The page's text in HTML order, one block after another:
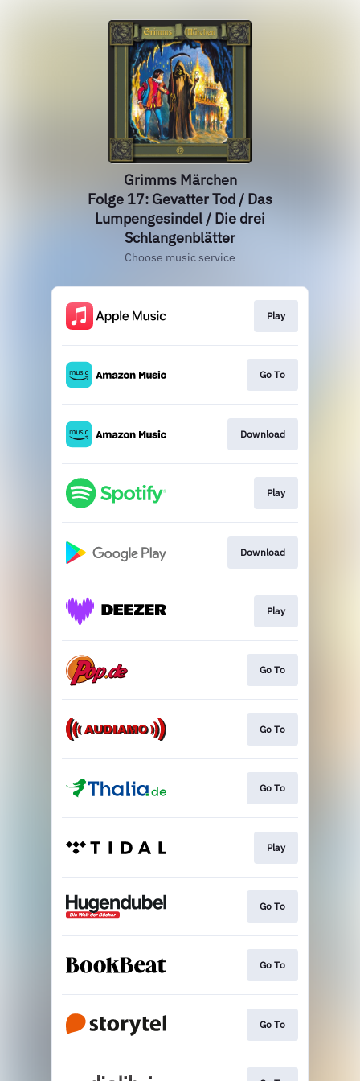
Grimms Märchen
Folge 17: Gevatter Tod / Das
Lumpengesindel / Die drei
Schlangenblätter
Choose music service
Play
Go To
Download
Play
Download
Play
Go To
Go To
Go To
Play
Go To
Go To
Go To